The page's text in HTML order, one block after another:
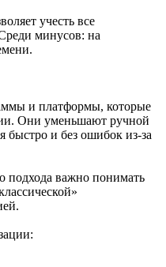
учесть все
минусов: на
и платформы, которые
Они уменьшают ручной
быстро и без ошибок из-за
подхода важно понимать